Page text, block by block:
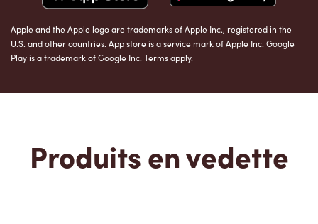
Apple and the Apple logo are trademarks of Apple Inc., registered in the
U.S. and other countries. App store is a service mark of Apple Inc. Google
Play is a trademark of Google Inc. Terms apply.
Produits en vedette